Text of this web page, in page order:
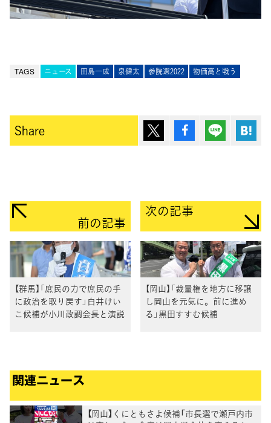
TAGS ニュース 田島一成 泉健太 参院選2022 物価高と戦う
Share ポスト シェア Lineで送
前の記事
【群馬】「庶民の力で庶民の手
に政治を取り戻す」白井けい
こ候補が小川政調会長と演説
次の記事
【岡山】「裁量権を地方に移譲
し岡山を元気に。前に進め
る」黒田すすむ候補
関連ニュース
【岡山】くにともさよ候補「市長選で瀬戸内市